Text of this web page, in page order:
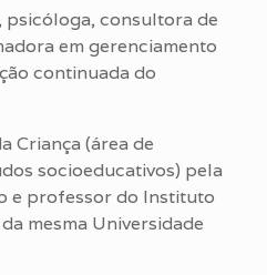
psicóloga, consultora de
em gerenciamento
continuada do
Criança (área de
socioeducativos) pela
e professor do Instituto
mesma Universidade